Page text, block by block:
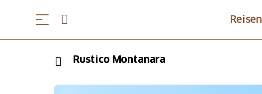
Reisen
Rustico Montanara